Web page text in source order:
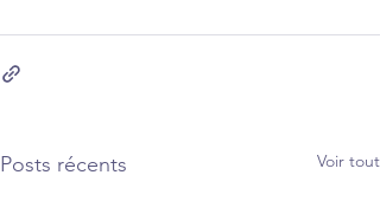
Posts récents Voir tout